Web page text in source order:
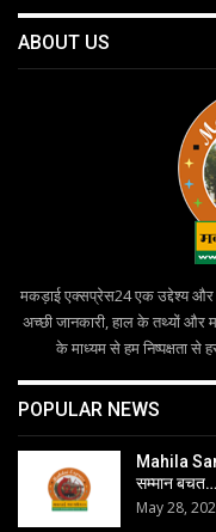
ABOUT US
मकड़ाई एक्सप्रेस24 एक उद्देश्य और
अच्छी जानकारी, हाल के तथ्यों और
के माध्यम से हम निष्पक्षता से
POPULAR NEWS
Mahila
सम्मान बचत…
May 28,